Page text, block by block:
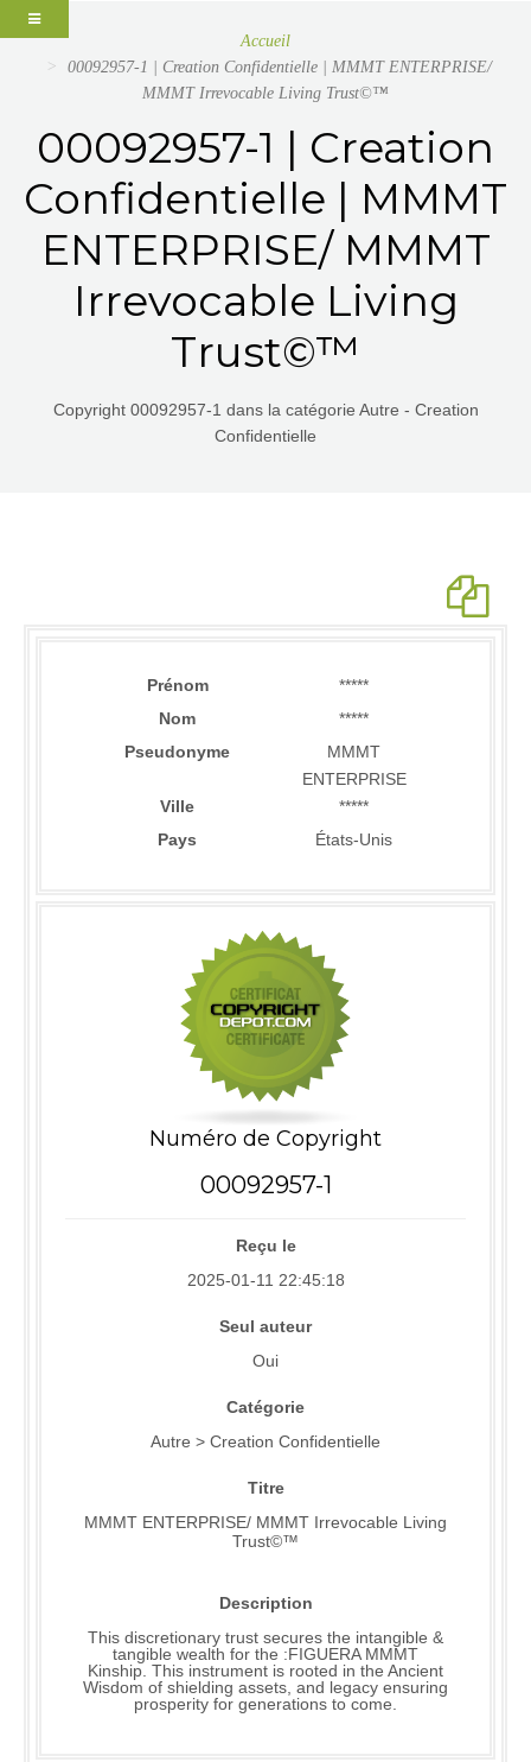
Accueil
00092957-1 | Creation Confidentielle | MMMT ENTERPRISE/
MMMT Irrevocable Living Trust©™
00092957-1 | Creation
Confidentielle | MMMT
ENTERPRISE/ MMMT
Irrevocable Living
Trust©™
Copyright 00092957-1 dans la catégorie Autre - Creation
Confidentielle
Prénom
*****
Nom
*****
Pseudonyme
MMMT
ENTERPRISE
Ville
*****
Pays
États-Unis
Numéro de Copyright
00092957-1
Reçu le
2025-01-11 22:45:18
Seul auteur
Oui
Catégorie
Autre > Creation Confidentielle
Titre
MMMT ENTERPRISE/ MMMT Irrevocable Living
Trust©™
Description
This discretionary trust secures the intangible &
tangible wealth for the :FIGUERA MMMT
Kinship. This instrument is rooted in the Ancient
Wisdom of shielding assets, and legacy ensuring
prosperity for generations to come.